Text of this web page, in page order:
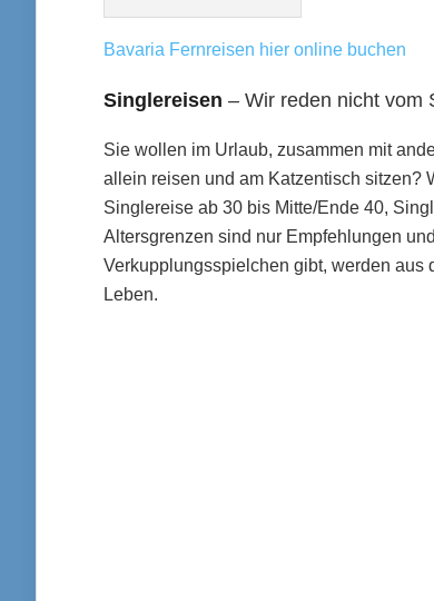
Bavaria Fernreisen hier online buchen
Singlereisen – Wir reden nicht vom
Sie wollen im Urlaub, zusammen mit
allein reisen und am Katzentisch sitzen?
Singlereise ab 30 bis Mitte/Ende 40,
Altersgrenzen sind nur Empfehlungen
Verkupplungsspielchen gibt, werden aus
Leben.